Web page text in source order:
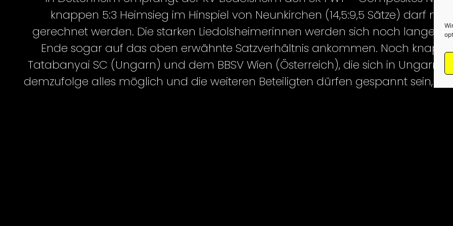
knappen 5:3 Heimsieg im Hinspiel von Neunkirchen (14,5:9,5 Sätze) darf mit
gerechnet werden. Die starken Liedolsheimerinnen werden sich noch lange
Ende sogar auf das oben erwähnte Satzverhältnis ankommen. Noch
Tatabanyai SC (Ungarn) und dem BBSV Wien (Österreich), die sich in Ungarn
demzufolge alles möglich und die weiteren Beteiligten dürfen gespannt sein,